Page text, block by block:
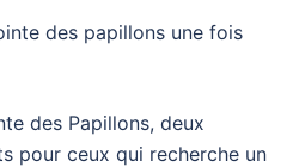
des papillons une fois
des Papillons, deux
pour ceux qui recherche un